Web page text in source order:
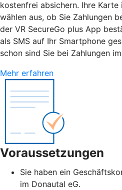
kostenfrei absichern. Ihre
wählen aus, ob Sie Zahlungen
der VR SecureGo plus App
als SMS auf Ihr Smartphone
schon sind Sie bei Zahlungen
Mehr erfahren
Voraussetzungen
Sie haben ein
im Donautal eG.